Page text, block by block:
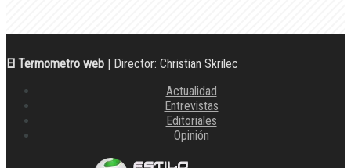
El Termometro web | Director: Christian Skrilec
Actualidad
Entrevistas
Editoriales
Opinión